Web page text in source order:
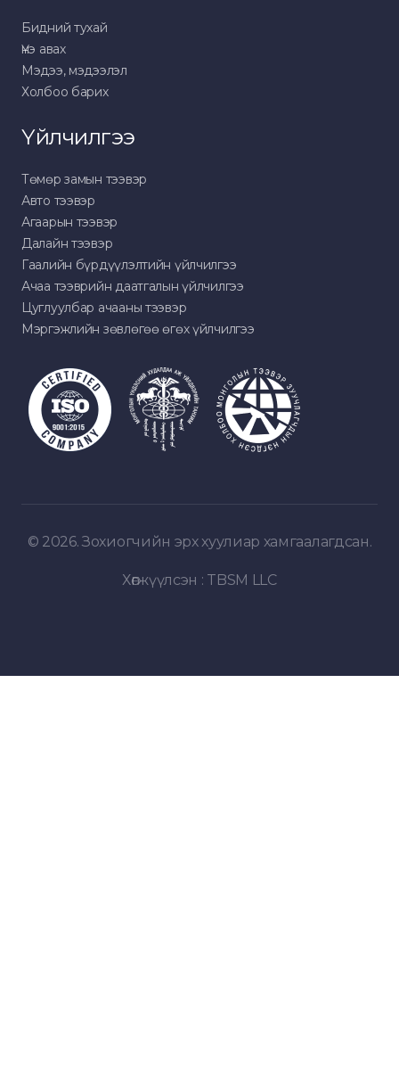
Бидний тухай
Үнэ авах
Мэдээ, мэдээлэл
Холбоо барих
Үйлчилгээ
Төмөр замын тээвэр
Авто тээвэр
Агаарын тээвэр
Далайн тээвэр
Гаалийн бүрдүүлэлтийн үйлчилгээ
Ачаа тээврийн даатгалын үйлчилгээ
Цуглуулбар ачааны тээвэр
Мэргэжлийн зөвлөгөө өгөх үйлчилгээ
© 2026. Зохиогчийн эрх хуулиар хамгаалагдсан.
Хөгжүүлсэн : TBSM LLC